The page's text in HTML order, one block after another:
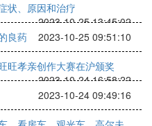
状、原因和治疗
2023-10-25 13:45:02
良药
2023-10-25 09:51:10
旺孝亲创作大赛在沪颁奖
2023-10-24 16:58:22
2023-10-24 09:49:16